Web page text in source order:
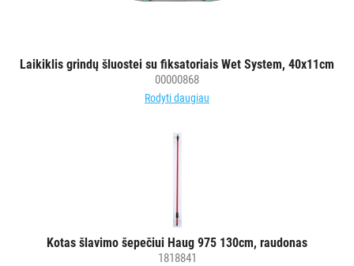
Laikiklis grindų šluostei su fiksatoriais Wet System, 40x11cm
00000868
Rodyti daugiau
Kotas šlavimo šepečiui Haug 975 130cm, raudonas
1818841